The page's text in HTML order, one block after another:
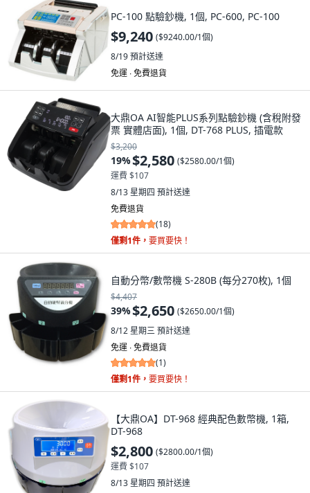
PC-100 點驗鈔機, 1個, PC-600, PC-100
$9,240 ($9240.00/1個)
8/19預計送達
免運 ∙ 免費退貨
大鼎OA AI智能PLUS系列點驗鈔機 (含稅附發
票 實體店面), 1個, DT-768 PLUS, 插電款
$3,200
19%$2,580 ($2580.00/1個)
運費 $107
8/13 星期四 預計送達
免費退貨
(18)
僅剩1件， 要買要快！
自動分幣/數幣機 S-280B (每分270枚), 1個
$4,407
39%$2,650 ($2650.00/1個)
8/12 星期三預計送達
免運 ∙ 免費退貨
(1)
僅剩1件， 要買要快！
【大鼎OA】DT-968 經典配色數幣機, 1箱,
DT-968
$2,800 ($2800.00/1個)
運費 $107
8/13 星期四 預計送達